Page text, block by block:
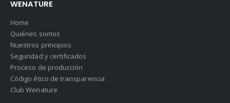
WENATURE
Home
Quiénes somos
Nuestros principios
Seguridad y certificados
Proceso de producción
Código ético de transparencia
Club Wenature